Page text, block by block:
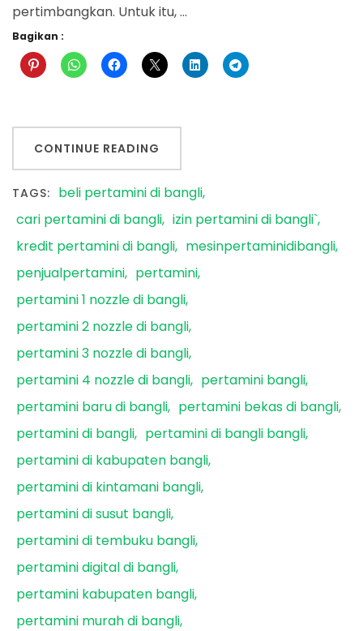
pertimbangkan. Untuk itu, …
Bagikan :
CONTINUE READING
TAGS: beli pertamini di bangli
cari pertamini di bangli izin pertamini di bangli`
kredit pertamini di bangli
mesinpertaminidibangli
penjualpertamini
pertamini
pertamini 1 nozzle di bangli
pertamini 2 nozzle di bangli
pertamini 3 nozzle di bangli
pertamini 4 nozzle di bangli
pertamini bangli
pertamini baru di bangli
pertamini bekas di bangli
pertamini di bangli
pertamini di bangli bangli
pertamini di kabupaten bangli
pertamini di kintamani bangli
pertamini di susut bangli
pertamini di tembuku bangli
pertamini digital di bangli
pertamini kabupaten bangli
pertamini murah di bangli